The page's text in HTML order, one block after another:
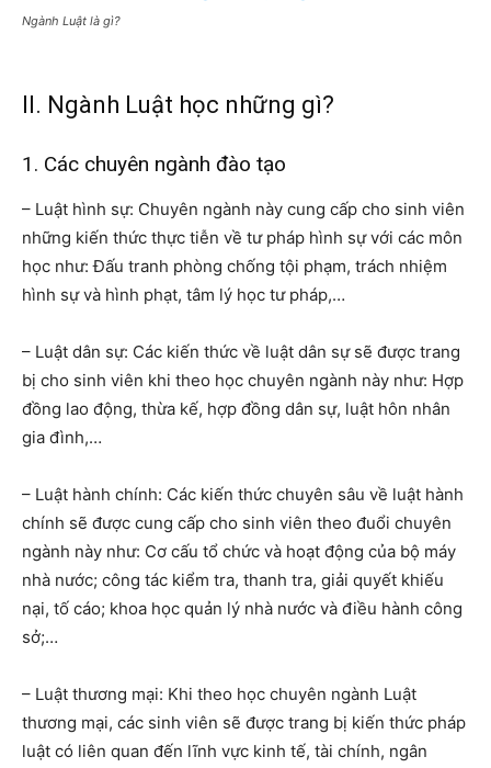
Ngành Luật là gì?
II. Ngành Luật học những gì?
1. Các chuyên ngành đào tạo
– Luật hình sự: Chuyên ngành này cung cấp cho sinh viên
những kiến thức thực tiễn về tư pháp hình sự với các môn
học như: Đấu tranh phòng chống tội phạm, trách nhiệm
hình sự và hình phạt, tâm lý học tư pháp,…
– Luật dân sự: Các kiến thức về luật dân sự sẽ được trang
bị cho sinh viên khi theo học chuyên ngành này như: Hợp
đồng lao động, thừa kế, hợp đồng dân sự, luật hôn nhân
gia đình,…
– Luật hành chính: Các kiến thức chuyên sâu về luật hành
chính sẽ được cung cấp cho sinh viên theo đuổi chuyên
ngành này như: Cơ cấu tổ chức và hoạt động của bộ máy
nhà nước; công tác kiểm tra, thanh tra, giải quyết khiếu
nại, tố cáo; khoa học quản lý nhà nước và điều hành công
sở;…
– Luật thương mại: Khi theo học chuyên ngành Luật
thương mại, các sinh viên sẽ được trang bị kiến thức pháp
luật có liên quan đến lĩnh vực kinh tế, tài chính, ngân